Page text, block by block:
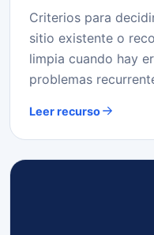
Criterios para
sitio existente o
limpia cuando hay
problemas
Leer recurso